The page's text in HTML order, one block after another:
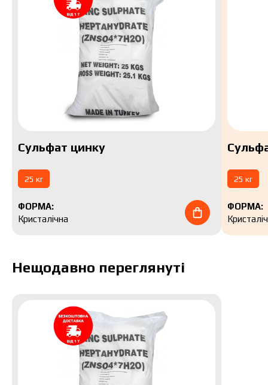
Сульфат цинку
25 кг
ФОРМА:
Кристалічна
25 кг
ФОРМА:
Нещодавно переглянуті